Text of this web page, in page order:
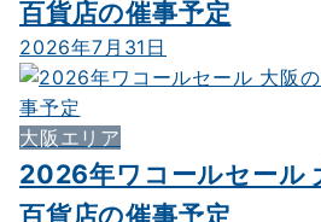
百貨店の催事予定
2026年7月31日
大阪エリア
2026年ワコールセール
百貨店の催事予定